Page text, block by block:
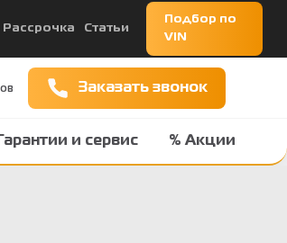
Рассрочка Статьи
Подбор по
VIN
Заказать звонок
Гарантии и сервис % Акции